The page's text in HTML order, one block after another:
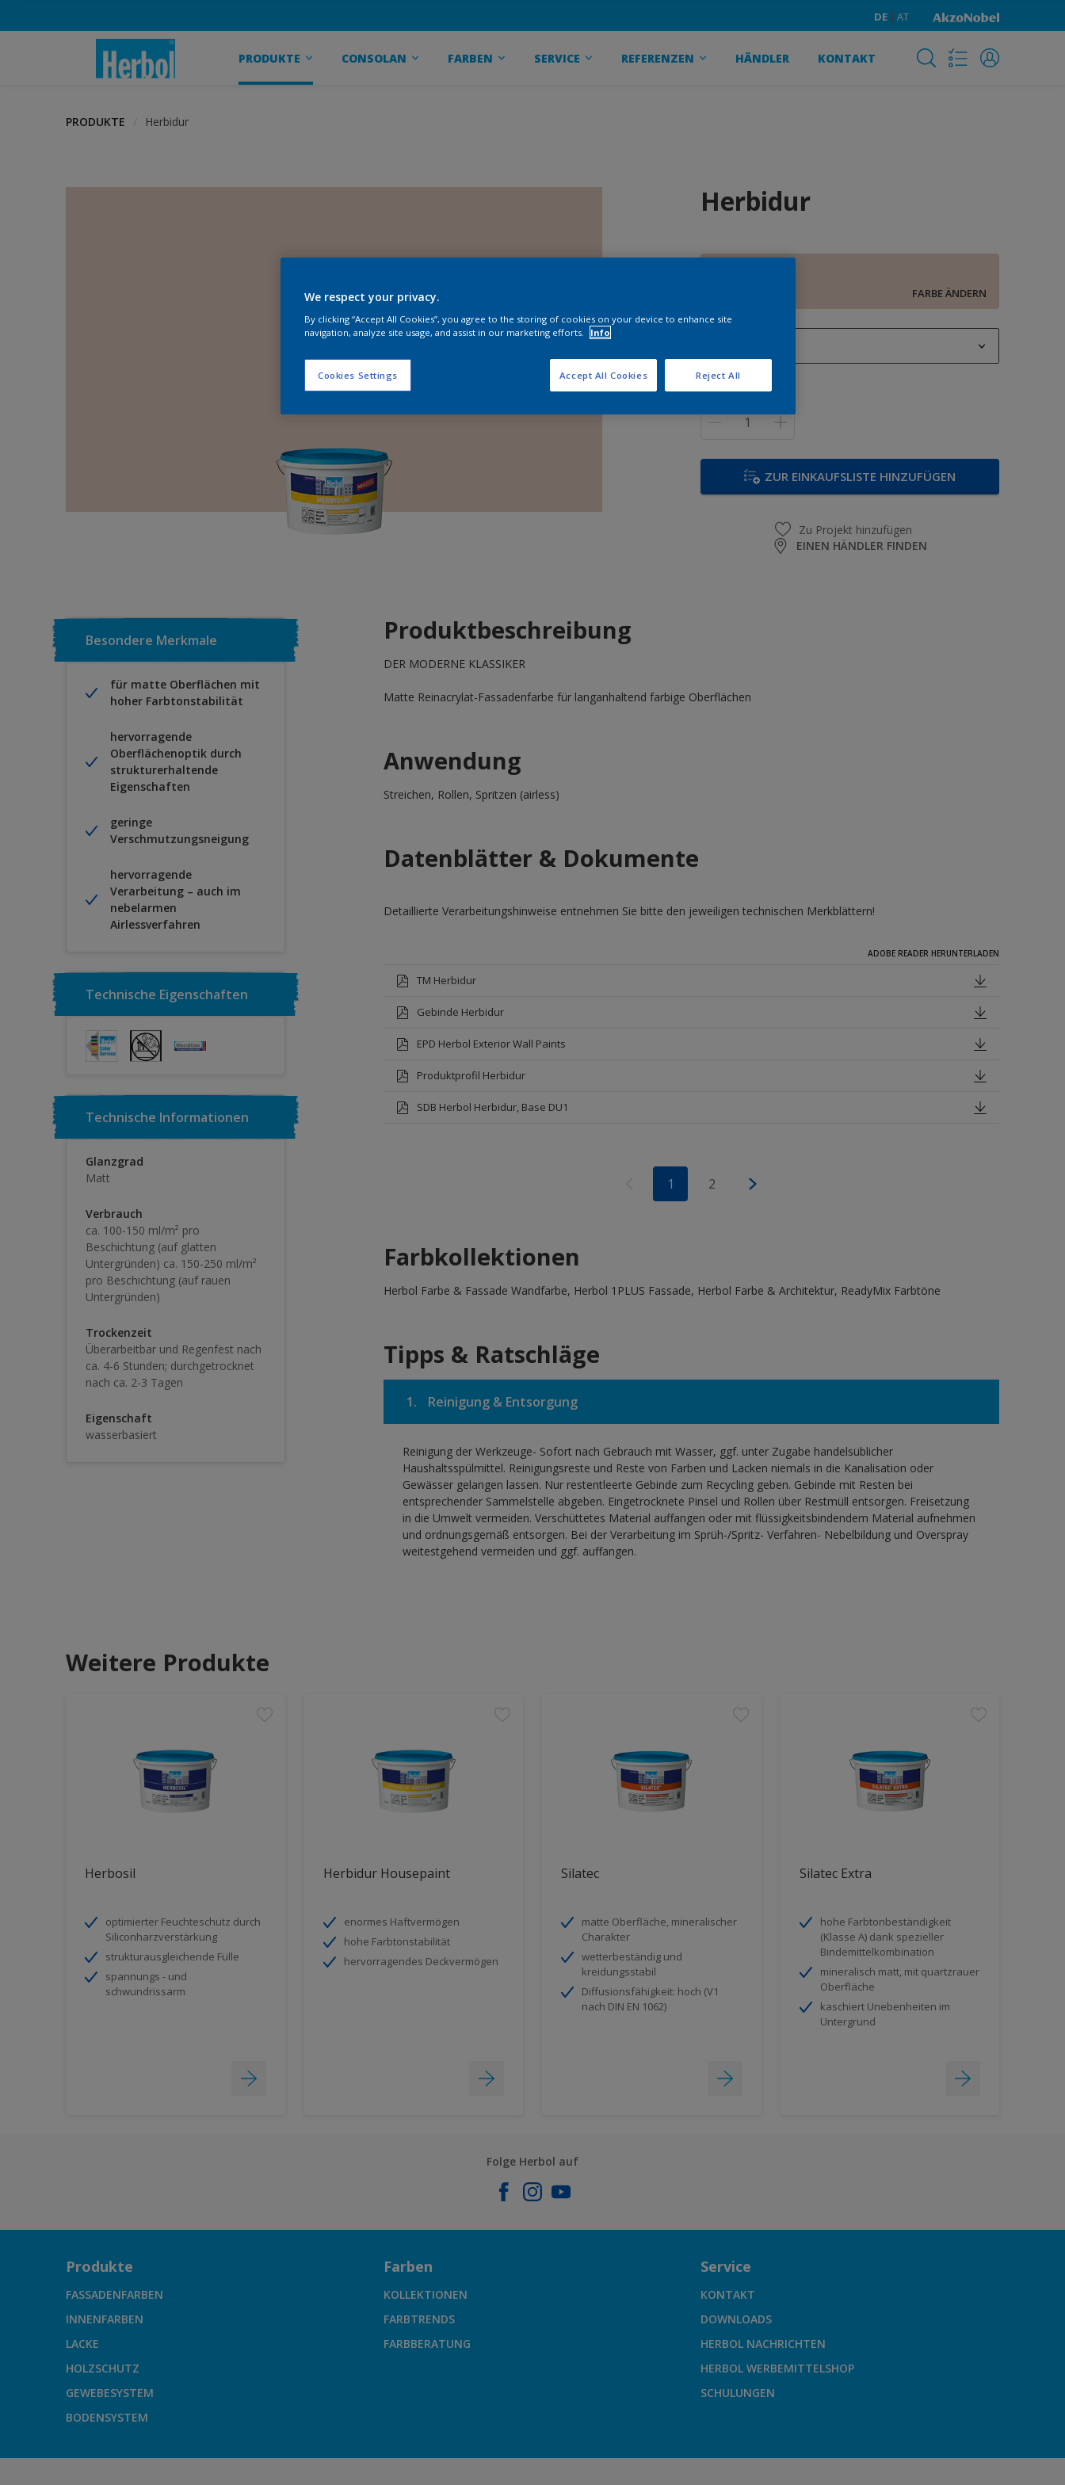
DE AT
PRODUKTE CONSOLAN FARBEN SERVICE REFERENZEN HÄNDLER KONTAKT
PRODUKTE Herbidur
Herbidur
FARBE ÄNDERN
1 l
12,5 l
Menge
ZUR EINKAUFSLISTE HINZUFÜGEN
Zu Projekt hinzufügen
EINEN HÄNDLER FINDEN
Besondere Merkmale
für matte Oberflächen mit
hoher Farbtonstabilität
hervorragende
Oberflächenoptik durch
strukturerhaltende
Eigenschaften
geringe
Verschmutzungsneigung
hervorragende
Verarbeitung – auch im
nebelarmen
Airlessverfahren
Technische Eigenschaften
Technische Informationen
Glanzgrad
Matt
Verbrauch
ca. 100-150 ml/m² pro
Beschichtung (auf glatten
Untergründen) ca. 150-250 ml/m²
pro Beschichtung (auf rauen
Untergründen)
Trockenzeit
Überarbeitbar und Regenfest nach
ca. 4-6 Stunden; durchgetrocknet
nach ca. 2-3 Tagen
Eigenschaft
wasserbasiert
Produktbeschreibung
DER MODERNE KLASSIKER
Matte Reinacrylat-Fassadenfarbe für langanhaltend farbige Oberflächen
Anwendung
Streichen, Rollen, Spritzen (airless)
Datenblätter & Dokumente
Detaillierte Verarbeitungshinweise entnehmen Sie bitte den jeweiligen technischen Merkblättern!
ADOBE READER HERUNTERLADEN
TM Herbidur
Gebinde Herbidur
EPD Herbol Exterior Wall Paints
Produktprofil Herbidur
SDB Herbol Herbidur, Base DU1
1 2
Farbkollektionen
Herbol Farbe & Fassade Wandfarbe, Herbol 1PLUS Fassade, Herbol Farbe & Architektur, ReadyMix Farbtöne
Tipps & Ratschläge
1. Reinigung & Entsorgung
Reinigung der Werkzeuge- Sofort nach Gebrauch mit Wasser, ggf. unter Zugabe handelsüblicher
Haushaltsspülmittel. Reinigungsreste und Reste von Farben und Lacken niemals in die Kanalisation oder
Gewässer gelangen lassen. Nur restentleerte Gebinde zum Recycling geben. Gebinde mit Resten bei
entsprechender Sammelstelle abgeben. Eingetrocknete Pinsel und Rollen über Restmüll entsorgen. Freisetzung
in die Umwelt vermeiden. Verschüttetes Material auffangen oder mit flüssigkeitsbindendem Material aufnehmen
und ordnungsgemäß entsorgen. Bei der Verarbeitung im Sprüh-/Spritz- Verfahren- Nebelbildung und Overspray
weitestgehend vermeiden und ggf. auffangen.
Weitere Produkte
Herbosil
optimierter Feuchteschutz durch
Siliconharzverstärkung
strukturausgleichende Fülle
spannungs - und
schwundrissarm
Herbidur Housepaint
enormes Haftvermögen
hohe Farbtonstabilität
hervorragendes Deckvermögen
Silatec
matte Oberfläche, mineralischer
Charakter
wetterbeständig und
kreidungsstabil
Diffusionsfähigkeit: hoch (V1
nach DIN EN 1062)
Silatec Extra
hohe Farbtonbeständigkeit
(Klasse A) dank spezieller
Bindemittelkombination
mineralisch matt, mit quartzrauer
Oberfläche
kaschiert Unebenheiten im
Untergrund
Folge Herbol auf
Produkte
FASSADENFARBEN
INNENFARBEN
LACKE
HOLZSCHUTZ
GEWEBESYSTEM
BODENSYSTEM
Farben
KOLLEKTIONEN
FARBTRENDS
FARBBERATUNG
Service
KONTAKT
DOWNLOADS
HERBOL NACHRICHTEN
HERBOL WERBEMITTELSHOP
SCHULUNGEN
We respect your privacy.
By clicking “Accept All Cookies”, you agree to the storing of cookies on your device to enhance site
navigation, analyze site usage, and assist in our marketing efforts.
Info
Cookies Settings Reject All
Accept All Cookies